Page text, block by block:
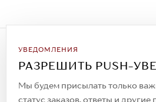
УВЕДОМЛЕНИЯ
РАЗРЕШИТЬ PUSH-
Мы будем присылать только
статус заказов, ответы и другие
Подписаться на рассылку
Всегда будьте в курсе новых
спецпредложений!